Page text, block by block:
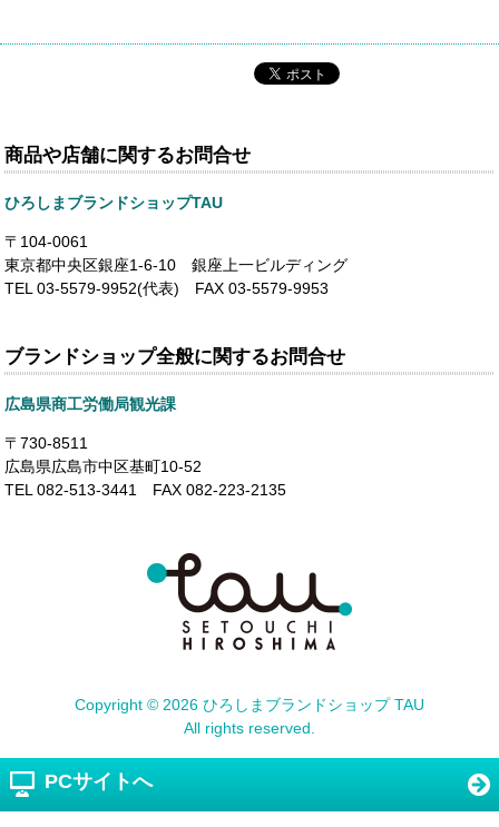
商品や店舗に関するお問合せ
ひろしまブランドショップTAU
〒104-0061
東京都中央区銀座1-6-10 銀座上一ビルディング
TEL 03-5579-9952(代表) FAX 03-5579-9953
ブランドショップ全般に関するお問合せ
広島県商工労働局観光課
〒730-8511
広島県広島市中区基町10-52
TEL 082-513-3441 FAX 082-223-2135
Copyright © 2026 ひろしまブランドショップ TAU
All rights reserved.
PCサイトへ